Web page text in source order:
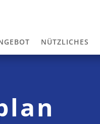
NÜTZLICHES